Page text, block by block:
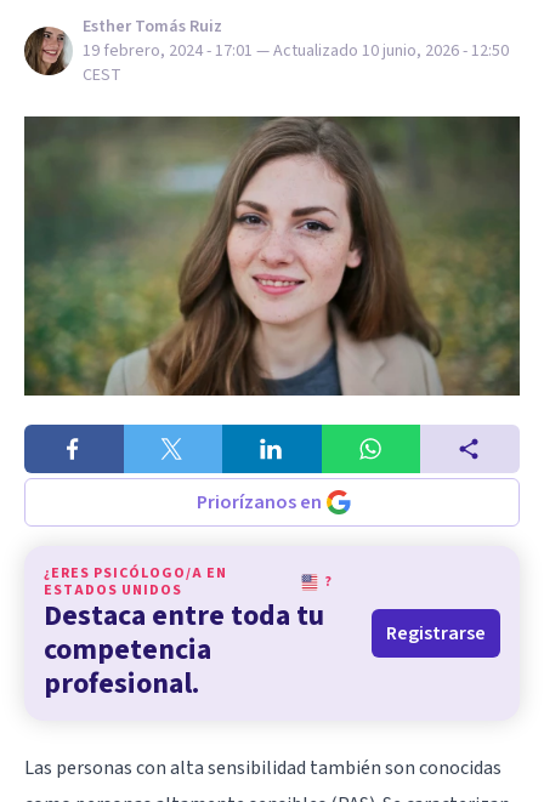
Esther Tomás Ruiz
19 febrero, 2024 - 17:01 — Actualizado 10 junio, 2026 - 12:50
CEST
Priorízanos en
¿ERES PSICÓLOGO/A EN
ESTADOS UNIDOS
?
Destaca entre toda tu
competencia
profesional.
Registrarse
Las personas con alta sensibilidad también son conocidas